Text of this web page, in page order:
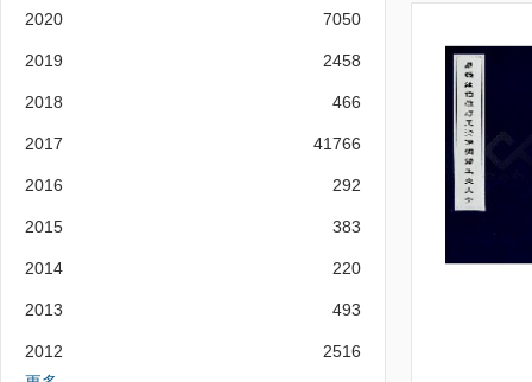
2020 7050
2019 2458
2018 466
2017 41766
2016 292
2015 383
2014 220
2013 493
2012
2516